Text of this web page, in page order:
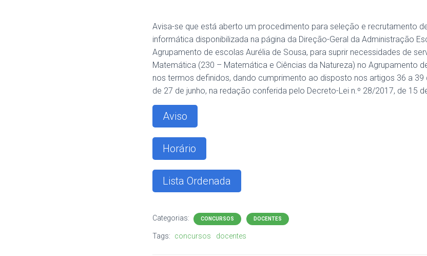
Avisa-se que está aberto um procedimento para seleção e recrutamento
informática disponibilizada na página da Direção-Geral da Administração
Agrupamento de escolas Aurélia de Sousa, para suprir necessidades de
Matemática (230 – Matemática e Ciências da Natureza) no Agrupamento
nos termos definidos, dando cumprimento ao disposto nos artigos 36 a 39
de 27 de junho, na redação conferida pelo Decreto-Lei n.º 28/2017, de 15
Aviso
Horário
Lista Ordenada
Categorias: CONCURSOS DOCENTES
Tags: concursos docentes